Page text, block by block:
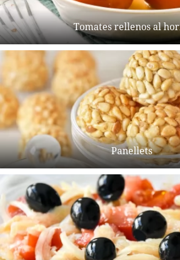
Tomates rellenos al
Panellets